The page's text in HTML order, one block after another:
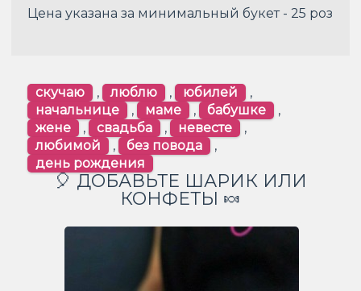
Цена указана за минимальный букет - 25 роз
скучаю , люблю , юбилей
,
начальнице
, маме , бабушке
,
жене
, свадьба , невесте
,
любимой
, без повода
,
день рождения
🎈 ДОБАВЬТЕ ШАРИК ИЛИ
КОНФЕТЫ 🍬